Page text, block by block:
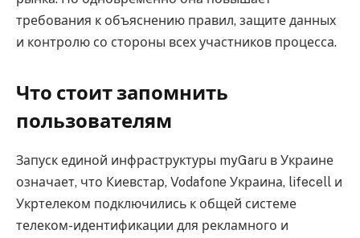
требования к объяснению правил, защите данных
и контролю со стороны всех участников процесса.
Что стоит запомнить
пользователям
Запуск единой инфраструктуры myGaru в Украине
означает, что Киевстар, Vodafone Украина, lifecell и
Укртелеком подключились к общей системе
телеком-идентификации для рекламного и